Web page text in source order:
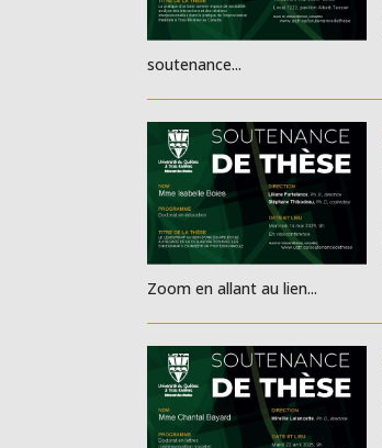
soutenance...
Zoom en allant au lien...